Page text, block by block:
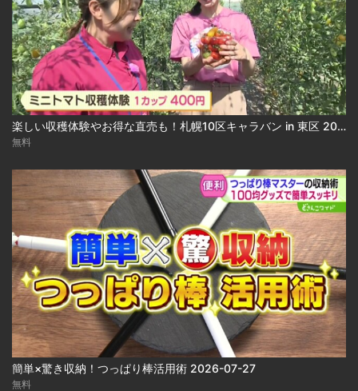
楽しい収穫体験やお得な直売も！札幌10区キャラバン in 東区 2026-07-27
無料
簡単×驚き収納！つっぱり棒活用術 2026-07-27
無料